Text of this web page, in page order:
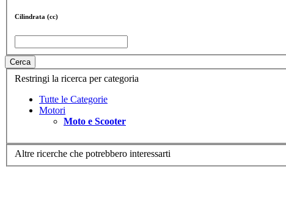
Cilindrata (cc)
Cerca
Restringi la ricerca per categoria
Tutte le Categorie
Motori
Moto e Scooter
Altre ricerche che potrebbero interessarti